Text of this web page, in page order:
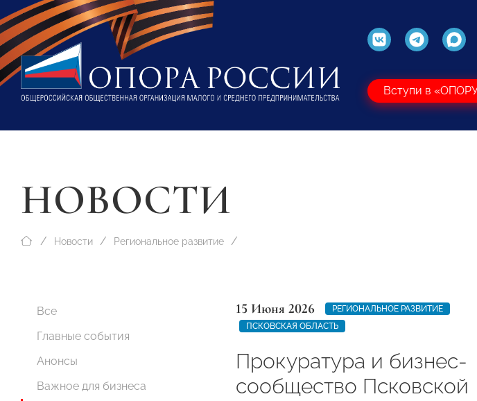
Вступи в
НОВОСТИ
Новости Региональное развитие
Все
Главные события
Анонсы
Важное для бизнеса
15 Июня 2026
РЕГИОНАЛЬНОЕ РАЗВИТИЕ
ПСКОВСКАЯ ОБЛАСТЬ
Прокуратура и бизнес-
сообщество Псковской